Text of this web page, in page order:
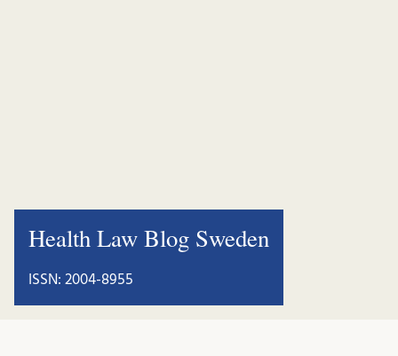
Health Law Blog Sweden
ISSN: 2004-8955